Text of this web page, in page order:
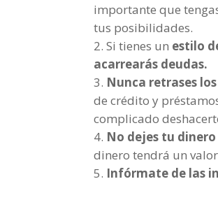
importante que
tus posibilidades.
Si tienes un estilo
acarrearás deudas.
Nunca retrases
de crédito y
complicado
No dejes tu
dinero tendrá un
Infórmate de las